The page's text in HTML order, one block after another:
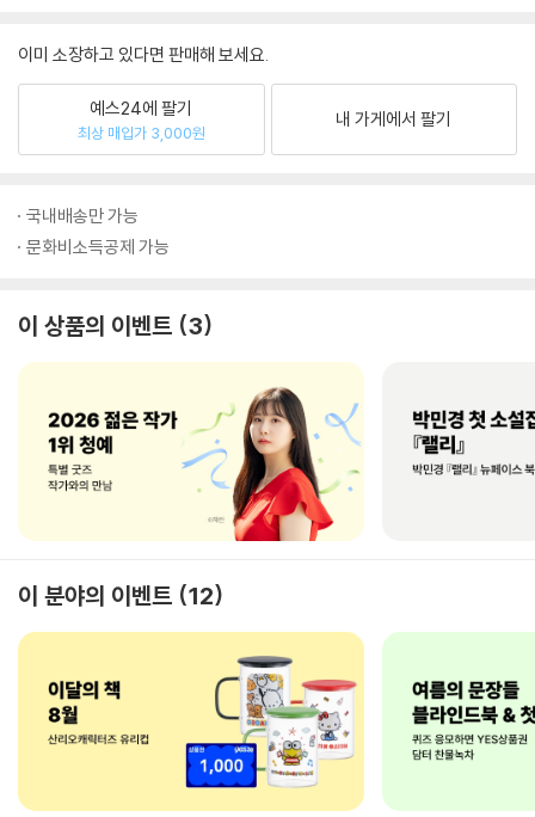
이미 소장하고 있다면 판매해 보세요.
예스24에 팔기
최상 매입가 3,000원
내 가게에서 팔기
국내배송만 가능
문화비소득공제 가능
이 상품의 이벤트 3
이 분야의 이벤트 12